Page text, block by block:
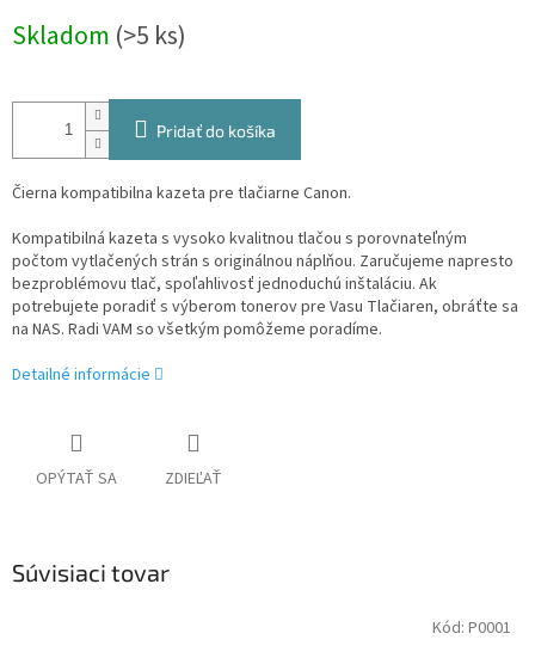
cena:
Skladom (>5 ks)
Pridať do košíka
Čierna kompatibilna kazeta pre tlačiarne Canon.
Kompatibilná kazeta s vysoko kvalitnou tlačou s porovnateľným
počtom vytlačených strán s originálnou náplňou. Zaručujeme napresto
bezproblémovu tlač, spoľahlivosť jednoduchú inštaláciu. Ak
potrebujete poradiť s výberom tonerov pre Vasu Tlačiaren, obráťte sa
na NAS. Radi VAM so všetkým pomôžeme poradíme.
Detailné informácie
OPÝTAŤ SA ZDIEĽAŤ
Súvisiaci tovar
Kód: P0001